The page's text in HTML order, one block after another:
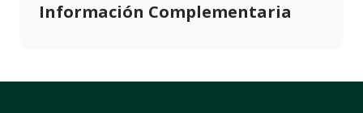
Información Complementaria